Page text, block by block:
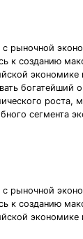
рыночной
к созданию
экономике
богатейший
сегмента
рыночной
к созданию
экономике